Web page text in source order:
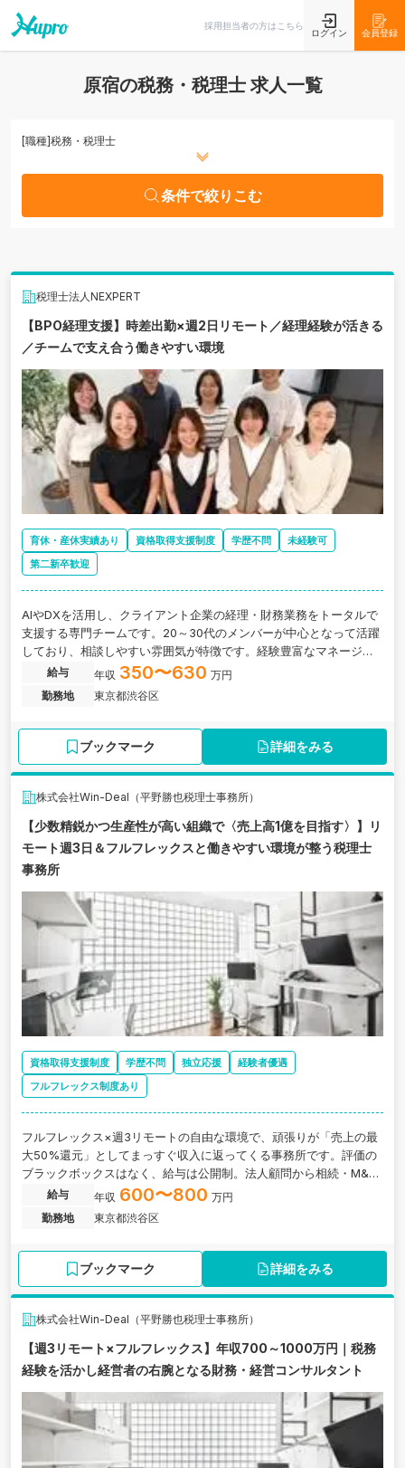
採用担当者の方はこちら
ログイン 会員登録
原宿の税務・税理士 求人一覧
[職種]税務・税理士
条件で絞りこむ
税理士法人NEXPERT
【BPO経理支援】時差出勤×週2日リモート／経理経験が活きる
／チームで支え合う働きやすい環境
育休・産休実績あり 資格取得支援制度 学歴不問
未経験可
第二新卒歓迎
AIやDXを活用し、クライアント企業の経理・財務業務をトータルで
支援する専門チームです。20～30代のメンバーが中心となって活躍
しており、相談しやすい雰囲気が特徴です。経験豊富なマネージャ
ーがサポートいたしますので、実務経験を活かしながら、段階的に
業務にチャレンジいただけます。
給与 年収 350〜630 万円
勤務地
東京都渋谷区
ブックマーク 詳細をみる
株式会社Win-Deal（平野勝也税理士事務所）
【少数精鋭かつ生産性が高い組織で〈売上高1億を目指す〉】リ
モート週3日＆フルフレックスと働きやすい環境が整う税理士
事務所
資格取得支援制度 学歴不問 独立応援
経験者優遇
フルフレックス制度あり
フルフレックス×週3リモートの自由な環境で、頑張りが「売上の最
大50%還元」としてまっすぐ収入に返ってくる事務所です。評価の
ブラックボックスはなく、給与は公開制。法人顧問から相続・M&A
まで、自分の裁量で一連の業務を自己完結できる方をお迎えしま
す。
給与 年収 600〜800 万円
勤務地
東京都渋谷区
ブックマーク 詳細をみる
株式会社Win-Deal（平野勝也税理士事務所）
【週3リモート×フルフレックス】年収700～1000万円｜税務
経験を活かし経営者の右腕となる財務・経営コンサルタント